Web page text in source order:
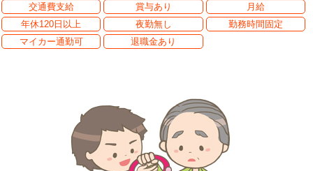
交通費支給 賞与あり
月給
年休120日以上
夜勤無し
勤務時間固定
マイカー通勤可
退職金あり